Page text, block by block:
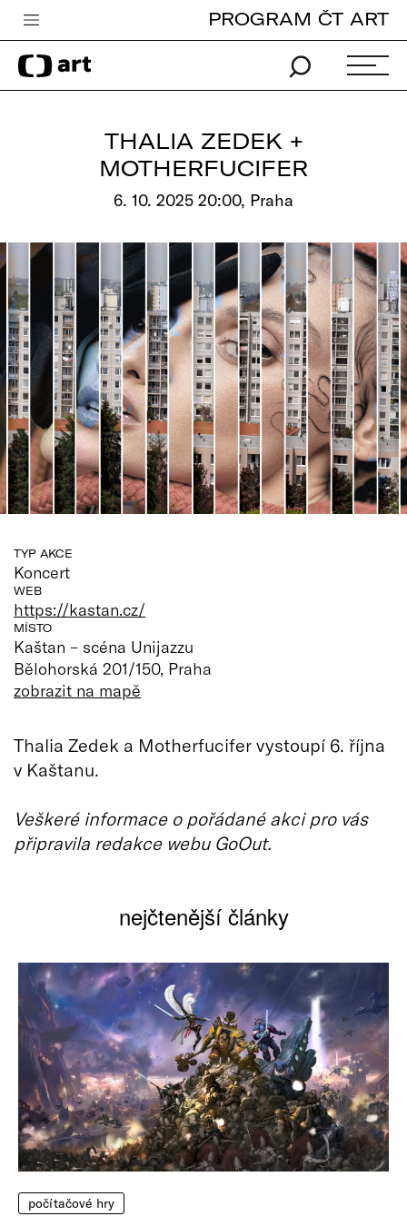
Česká televize
Zpravodajství
Vše o ČT
PROGRAM ČT ART
THALIA ZEDEK +
MOTHERFUCIFER
6. 10. 2025 20:00, Praha
TYP AKCE
Koncert
WEB
https://kastan.cz/
MÍSTO
Kaštan – scéna Unijazzu
Bělohorská 201/150, Praha
zobrazit na mapě
Thalia Zedek a Motherfucifer vystoupí 6. října
v Kaštanu.
Veškeré informace o pořádané akci pro vás
připravila redakce webu GoOut.
nejčtenější články
počítačové hry